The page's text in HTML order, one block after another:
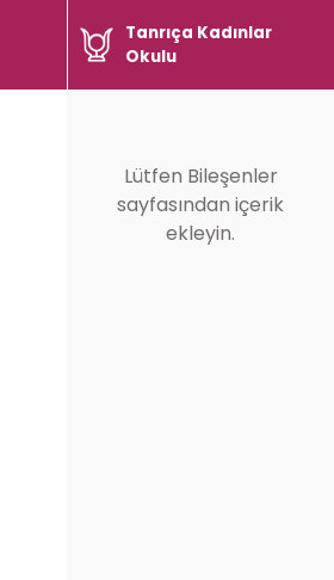
Tanrıça Kadınlar
Okulu
Lütfen Bileşenler
sayfasından içerik
ekleyin.